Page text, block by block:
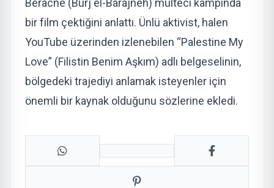
bir film çektiğini anlattı. Ünlü aktivist, halen
YouTube üzerinden izlenebilen “Palestine My
Love” (Filistin Benim Aşkım) adlı belgeselinin,
bölgedeki trajediyi anlamak isteyenler için
önemli bir kaynak olduğunu sözlerine ekledi.